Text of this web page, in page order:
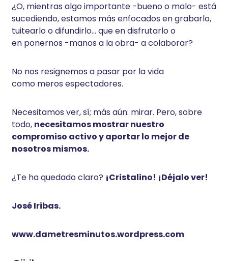
¿O, mientras algo importante -bueno o malo- está
sucediendo, estamos más enfocados en grabarlo,
tuitearlo o difundirlo… que en disfrutarlo o
en ponernos -manos a la obra- a colaborar?
No nos resignemos a pasar por la vida
como meros espectadores.
Necesitamos ver, sí; más aún: mirar. Pero, sobre
todo, necesitamos mostrar nuestro
compromiso activo y aportar lo mejor de
nosotros mismos.
¿Te ha quedado claro? ¡Cristalino! ¡Déjalo ver!
José Iribas.
www.dametresminutos.wordpress.com